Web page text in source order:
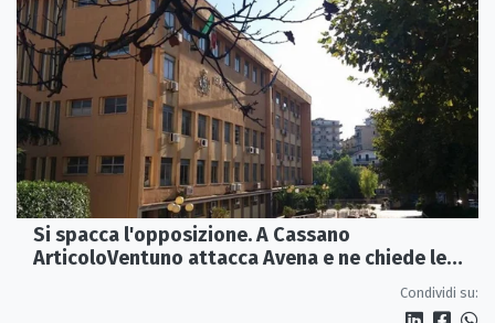
Si spacca l'opposizione. A Cassano
ArticoloVentuno attacca Avena e ne chiede le
Condividi su: